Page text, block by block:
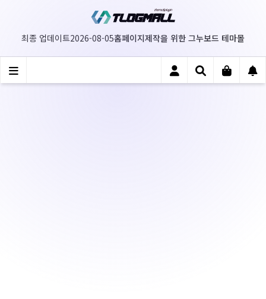
최종 업데이트2026-08-05홈페이지제작을 위한 그누보드 테마몰